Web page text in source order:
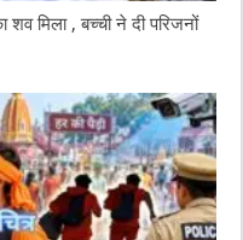
शव मिला , बच्ची ने दी परिजनों